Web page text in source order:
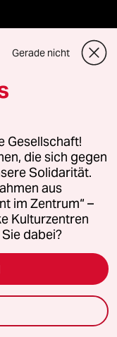
Gerade nicht
Gesellschaft!
die sich gegen
Solidarität.
aus
im Zentrum“ –
Kulturzentren
dabei?